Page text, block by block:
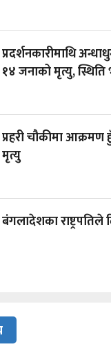
प्रदर्शनकारीमाथि
१४ जनाको मृत्यु,
प्रहरी चौकीमा आक्रमण
मृत्यु
बंगलादेशका राष्ट्रपतिले